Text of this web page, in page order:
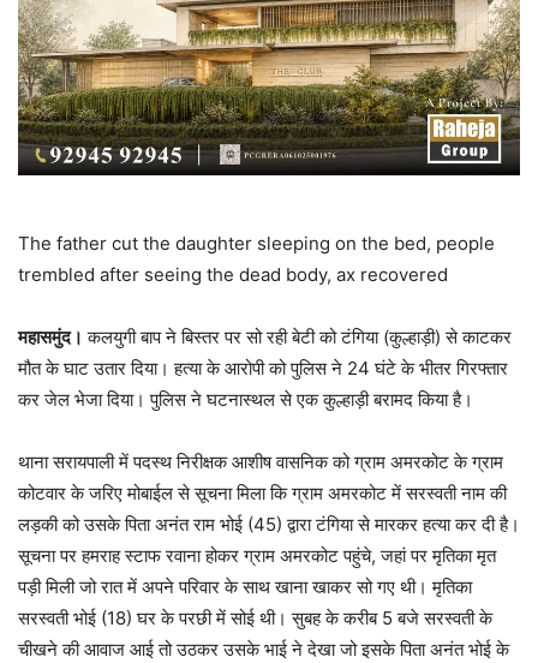
The father cut the daughter sleeping on the bed, people
trembled after seeing the dead body, ax recovered
महासमुंद। कलयुगी बाप ने बिस्तर पर सो रही बेटी को टंगिया (कुल्हाड़ी) से काटकर
मौत के घाट उतार दिया। हत्या के आरोपी को पुलिस ने 24 घंटे के भीतर गिरफ्तार
कर जेल भेजा दिया। पुलिस ने घटनास्थल से एक कुल्हाड़ी बरामद किया है।
थाना सरायपाली में पदस्थ निरीक्षक आशीष वासनिक को ग्राम अमरकोट के ग्राम
कोटवार के जरिए मोबाईल से सूचना मिला कि ग्राम अमरकोट में सरस्वती नाम की
लड़की को उसके पिता अनंत राम भोई (45) द्वारा टंगिया से मारकर हत्या कर दी है।
सूचना पर हमराह स्टाफ रवाना होकर ग्राम अमरकोट पहुंचे, जहां पर मृतिका मृत
पड़ी मिली जो रात में अपने परिवार के साथ खाना खाकर सो गए थी। मृतिका
सरस्वती भोई (18) घर के परछी में सोई थी। सुबह के करीब 5 बजे सरस्वती के
चीखने की आवाज आई तो उठकर उसके भाई ने देखा जो इसके पिता अनंत भोई के